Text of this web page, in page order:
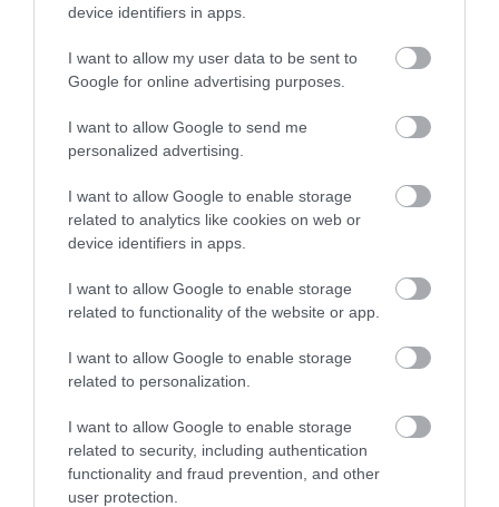
device identifiers in apps.
I want to allow my user data to be sent to
Google for online advertising purposes.
I want to allow Google to send me
personalized advertising.
I want to allow Google to enable storage
related to analytics like cookies on web or
device identifiers in apps.
I want to allow Google to enable storage
related to functionality of the website or app.
I want to allow Google to enable storage
related to personalization.
I want to allow Google to enable storage
related to security, including authentication
functionality and fraud prevention, and other
user protection.
Nem is olyan egészséges a népszerű banán?
top fórum témák:
2022.05.10 21:11
AZ IGAZSÁG SOHA NEM KÉSŐ
JólVanna
2022.05.10 20:31
Porvihar
Mit szólsz? Ide minden baromságot...
2022.03.29 16:06